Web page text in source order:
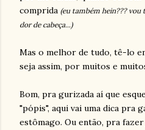
comprida (eu também hein??? vou
dor de cabeça...)
Mas o melhor de tudo, tê-lo
seja assim, por muitos e
Bom, pra gurizada aí que
"pópis", aqui vai uma dica pra
estômago. Ou então, pra